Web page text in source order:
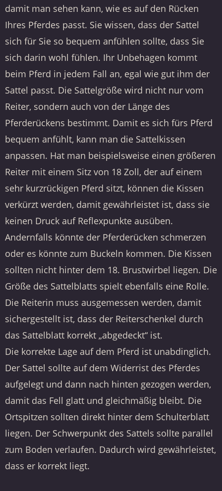
damit man sehen kann, wie es auf den Rücken
Ihres Pferdes passt. Sie wissen, dass der Sattel
sich für Sie so bequem anfühlen sollte, dass Sie
sich darin wohl fühlen. Ihr Unbehagen kommt
beim Pferd in jedem Fall an, egal wie gut ihm der
Sattel passt. Die Sattelgröße wird nicht nur vom
Reiter, sondern auch von der Länge des
Pferderückens bestimmt. Damit es sich fürs Pferd
bequem anfühlt, kann man die Sattelkissen
anpassen. Hat man beispielsweise einen größeren
Reiter mit einem Sitz von 18 Zoll, der auf einem
sehr kurzrückigen Pferd sitzt, können die Kissen
verkürzt werden, damit gewährleistet ist, dass sie
keinen Druck auf Reflexpunkte ausüben.
Andernfalls könnte der Pferderücken schmerzen
oder es könnte zum Buckeln kommen. Die Kissen
sollten nicht hinter dem 18. Brustwirbel liegen. Die
Größe des Sattelblatts spielt ebenfalls eine Rolle.
Die Reiterin muss ausgemessen werden, damit
sichergestellt ist, dass der Reiterschenkel durch
das Sattelblatt korrekt „abgedeckt“ ist.
Die korrekte Lage auf dem Pferd ist unabdinglich.
Der Sattel sollte auf dem Widerrist des Pferdes
aufgelegt und dann nach hinten gezogen werden,
damit das Fell glatt und gleichmäßig bleibt. Die
Ortspitzen sollten direkt hinter dem Schulterblatt
liegen. Der Schwerpunkt des Sattels sollte parallel
zum Boden verlaufen. Dadurch wird gewährleistet,
dass er korrekt liegt.